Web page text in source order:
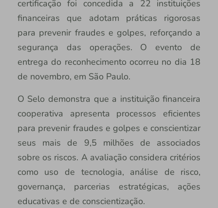
certificação foi concedida a 22 instituições
financeiras que adotam práticas rigorosas
para prevenir fraudes e golpes, reforçando a
segurança das operações. O evento de
entrega do reconhecimento ocorreu no dia 18
de novembro, em São Paulo.
O Selo demonstra que a instituição financeira
cooperativa apresenta processos eficientes
para prevenir fraudes e golpes e conscientizar
seus mais de 9,5 milhões de associados
sobre os riscos. A avaliação considera critérios
como uso de tecnologia, análise de risco,
governança, parcerias estratégicas, ações
educativas e de conscientização.